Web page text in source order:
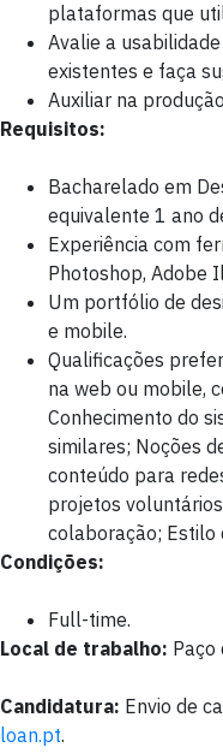
plataformas que
Avalie a
existentes e faça
Auxiliar na
Requisitos:
Bacharelado em
equivalente 1 ano
Experiência com
Photoshop, Adobe
Um portfólio de
e mobile.
Qualificações
na web ou mobile,
Conhecimento do
similares; Noções
conteúdo para
projetos
colaboração; Estilo
Condições:
Full-time.
Local de trabalho: Paço
Candidatura: Envio de
loan.pt.